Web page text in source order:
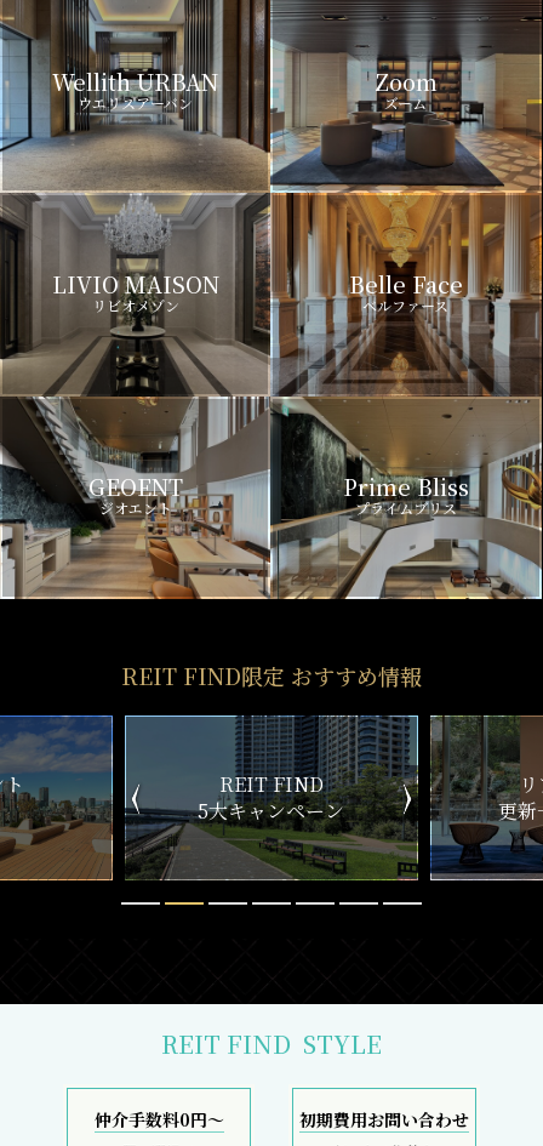
Wellith URBAN
ウエリスアーバン
Zoom
ズーム
LIVIO MAISON
リビオメゾン
Belle Face
ベルファース
GEOENT
ジオエント
Prime Bliss
プライムブリス
REIT FIND限定 おすすめ情報
ン
リアルタイム
更新一覧チェック
新
REIT FIND STYLE
仲介手数料0円～ 初期費用お問い合わせ